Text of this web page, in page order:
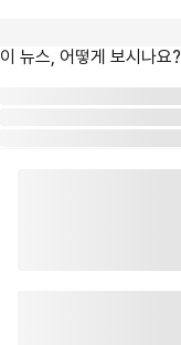
이 뉴스, 어떻게 보시나요?